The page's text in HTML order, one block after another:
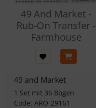
49 And Market -
Rub-On Transfer -
Farmhouse
49 and Market
1 Set mit 36 Bögen
Code: ARO-29161